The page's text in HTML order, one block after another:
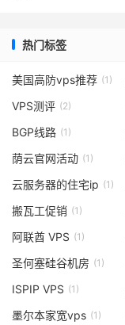
热门标签
美国高防vps推荐 (1)
VPS测评 (2)
BGP线路 (1)
荫云官网活动 (1)
云服务器的住宅ip (1)
搬瓦工促销 (1)
阿联酋 VPS (1)
圣何塞硅谷机房 (1)
ISPIP VPS (1)
墨尔本家宽vps (1)